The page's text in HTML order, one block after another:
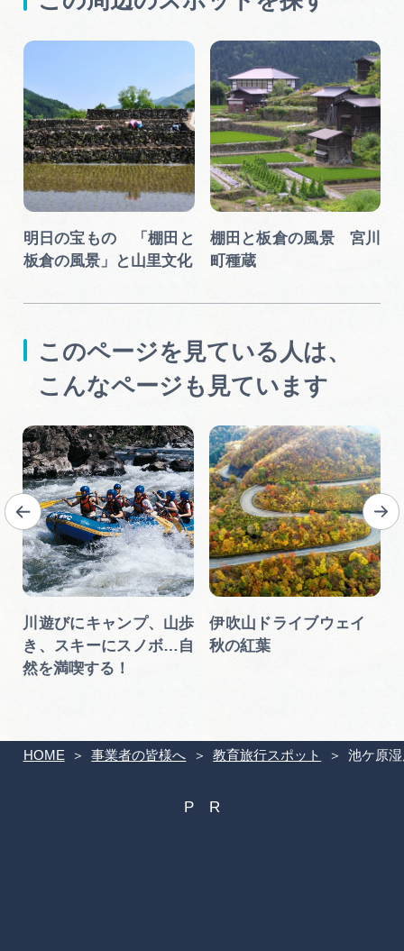
HOME 事業者の皆様へ 教育旅行スポット 池ケ原
明日の宝もの 「棚田と
板倉の風景」と山里文化
棚田と板倉の風景 宮川
町種蔵
このページを見ている人は、
こんなページも見ています
川遊びにキャンプ、山歩
き、スキーにスノボ…自
然を満喫する！
伊吹山ドライブウェイ
秋の紅葉